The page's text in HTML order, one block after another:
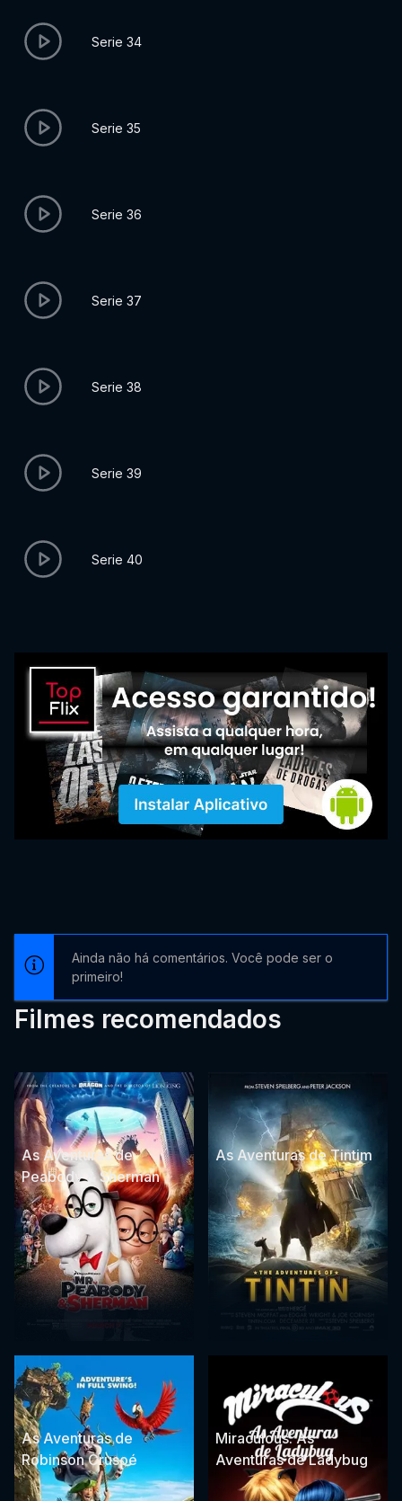
Serie 34
Serie 35
Serie 36
Serie 37
Serie 38
Serie 39
Serie 40
Ainda não há comentários. Você pode ser o
primeiro!
Filmes recomendados
As Aventuras de
Peabody & Sherman
As Aventuras de Tintim
As Aventuras de
Robinson Crusoé
Miraculous: As
Aventuras de Ladybug